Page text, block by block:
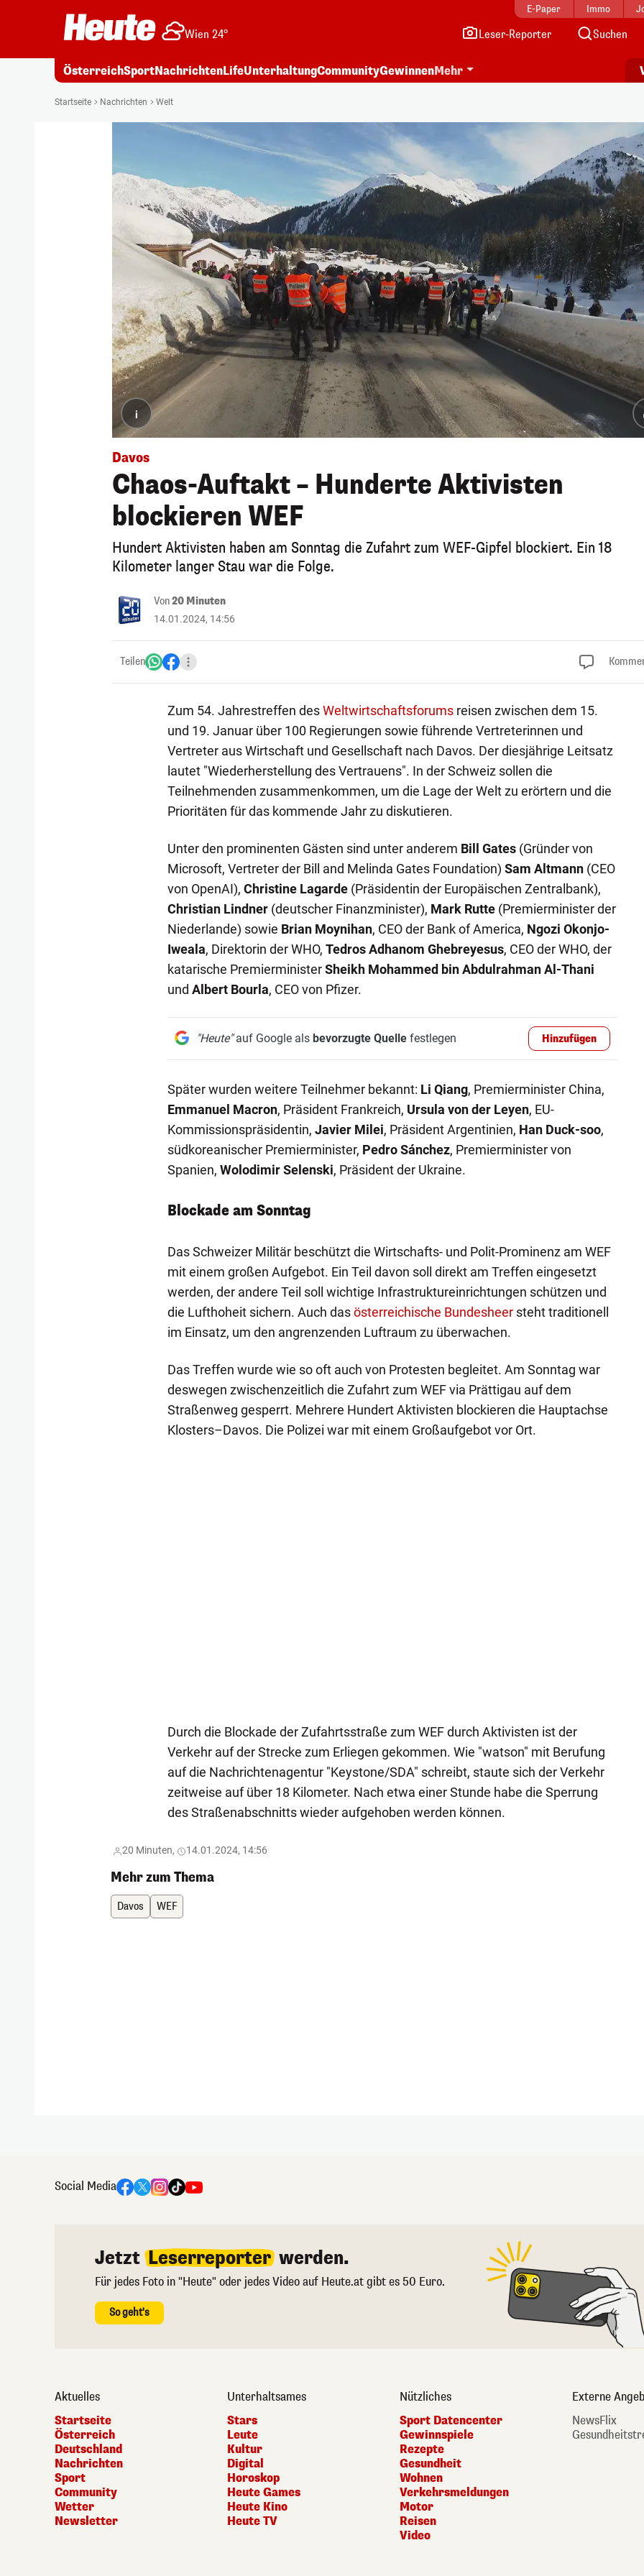
E-Paper Immo
Wien 24° Leser-Reporter Suchen
ÖsterreichSportNachrichtenLifeUnterhaltungCommunityGewinnenMehr
Startseite Nachrichten Welt
i
Davos
Chaos-Auftakt – Hunderte Aktivisten
blockieren WEF
Hundert Aktivisten haben am Sonntag die Zufahrt zum WEF-Gipfel blockiert. Ein 18
Kilometer langer Stau war die Folge.
Von20 Minuten
14.01.2024, 14:56
Teilen
Zum 54. Jahrestreffen desWeltwirtschaftsforumsreisen zwischen dem 15.
und 19. Januar über 100 Regierungen sowie führende Vertreterinnen und
Vertreter aus Wirtschaft und Gesellschaft nach Davos. Der diesjährige Leitsatz
lautet "Wiederherstellung des Vertrauens". In der Schweiz sollen die
Teilnehmenden zusammenkommen, um die Lage der Welt zu erörtern und die
Prioritäten für das kommende Jahr zu diskutieren.
Unter den prominenten Gästen sind unter anderem Bill Gates(Gründer von
Microsoft, Vertreter der Bill and Melinda Gates Foundation) Sam Altmann(CEO
von OpenAI), Christine Lagarde(Präsidentin der Europäischen Zentralbank),
Christian Lindner(deutscher Finanzminister), Mark Rutte(Premierminister der
Niederlande) sowie Brian Moynihan, CEO der Bank of America, Ngozi Okonjo-
Iweala, Direktorin der WHO, Tedros Adhanom Ghebreyesus, CEO der WHO, der
katarische PremierministerSheikh Mohammed bin Abdulrahman Al-Thani
und Albert Bourla, CEO von Pfizer.
"Heute"auf Google als bevorzugte Quellefestlegen Hinzufügen
Später wurden weitere Teilnehmer bekannt: Li Qiang, Premierminister China,
Emmanuel Macron, Präsident Frankreich, Ursula von der Leyen, EU-
Kommissionspräsidentin, Javier Milei, Präsident Argentinien, Han Duck-soo,
südkoreanischer Premierminister, Pedro Sánchez, Premierminister von
Spanien, Wolodimir Selenski, Präsident der Ukraine.
Blockade am Sonntag
Das Schweizer Militär beschützt die Wirtschafts- und Polit-Prominenz am WEF
mit einem großen Aufgebot. Ein Teil davon soll direkt am Treffen eingesetzt
werden, der andere Teil soll wichtige Infrastruktureinrichtungen schützen und
die Lufthoheit sichern. Auch dasösterreichische Bundesheersteht traditionell
im Einsatz, um den angrenzenden Luftraum zu überwachen.
Das Treffen wurde wie so oft auch von Protesten begleitet. Am Sonntag war
deswegen zwischenzeitlich die Zufahrt zum WEF via Prättigau auf dem
Straßenweg gesperrt. Mehrere Hundert Aktivisten blockieren die Hauptachse
Klosters–Davos. Die Polizei war mit einem Großaufgebot vor Ort.
Durch die Blockade der Zufahrtsstraße zum WEF durch Aktivisten ist der
Verkehr auf der Strecke zum Erliegen gekommen. Wie "watson" mit Berufung
auf die Nachrichtenagentur "Keystone/SDA" schreibt, staute sich der Verkehr
zeitweise auf über 18 Kilometer. Nach etwa einer Stunde habe die Sperrung
des Straßenabschnitts wieder aufgehoben werden können.
20 Minuten, 14.01.2024, 14:56
Mehr zum Thema
Davos WEF
Social Media
Jetzt Leserreporter werden.
Für jedes Foto in "Heute" oder jedes Video auf Heute.at gibt es 50 Euro.
So geht's
Aktuelles
Startseite
Österreich
Deutschland
Nachrichten
Sport
Community
Wetter
Newsletter
Unterhaltsames
Stars
Leute
Kultur
Digital
Horoskop
Heute Games
Heute Kino
Heute TV
Nützliches
Sport Datencenter
Gewinnspiele
Rezepte
Gesundheit
Wohnen
Verkehrsmeldungen
Motor
Reisen
Video
Externe
NewsFlix